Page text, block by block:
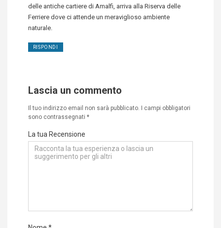
delle antiche cartiere di Amalfi, arriva alla Riserva delle
Ferriere dove ci attende un meraviglioso ambiente
naturale.
RISPONDI
Lascia un commento
Il tuo indirizzo email non sarà pubblicato.
I campi obbligatori
sono contrassegnati *
La tua Recensione